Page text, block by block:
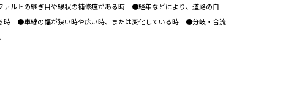
ァルトの継ぎ目や線状の補修痕がある時 ●経年などにより、道路の白
時 ●車線の幅が狭い時や広い時、または変化している時 ●分岐・合流